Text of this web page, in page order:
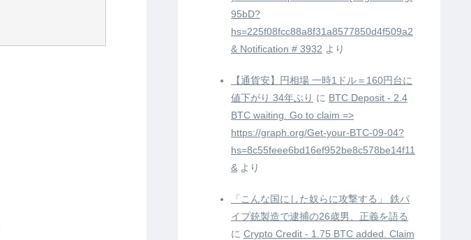
95bD?
hs=225f08fcc88a8f31a8577850d4f509a2
& Notification # 3932 より
【通貨安】円相場 一時1ドル＝160円台に
値下がり 34年ぶり に BTC Deposit - 2.4
BTC waiting. Go to claim =>
https://graph.org/Get-your-BTC-09-04?
hs=8c55feee6bd16ef952be8c578be14f11
& より
「こんな国にした奴らに攻撃する」 鉄パ
イプ銃製造で逮捕の26歳男、正義を語る
に Crypto Credit - 1.75 BTC added. Claim